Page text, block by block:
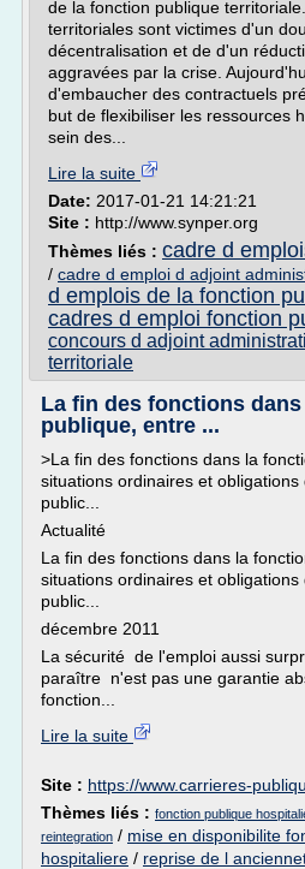
de la fonction publique
territoriales sont victimes d'un
décentralisation et de d'un
aggravées par la crise.
d'embaucher des contractuels
but de flexibiliser les ressources
sein des...
Lire la suite
Date: 2017-01-21 14:21:21
Site : http://www.synper.org
Thèmes liés : cadre d
/ cadre d emploi d adjoint
d emplois de la fonction
cadres d emploi fonction
concours d adjoint
territoriale
La fin des fonctions
publique, entre ...
>La fin des fonctions dans la
situations ordinaires et
public...
Actualité
La fin des fonctions dans la
situations ordinaires et
public...
décembre 2011
La sécurité de l'emploi aussi
paraître n'est pas une garantie
fonction...
Lire la suite
Site : https://www.carrieres-
Thèmes liés : fonction publique
reintegration / mise en disponibilite
hospitaliere / reprise de l